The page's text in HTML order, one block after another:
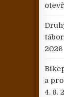
2026
a
4. 8.